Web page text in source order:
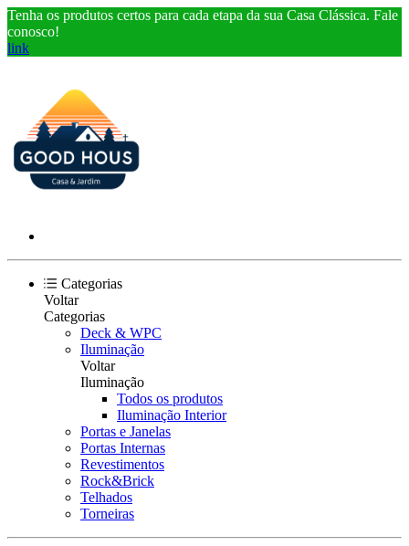
Tenha os produtos certos para cada etapa da sua Casa Clássica. Fale
conosco!
link
Categorias
Voltar
Categorias
Deck & WPC
Iluminação
Voltar
Iluminação
Todos os produtos
Iluminação Interior
Portas e Janelas
Portas Internas
Revestimentos
Rock&Brick
Telhados
Torneiras